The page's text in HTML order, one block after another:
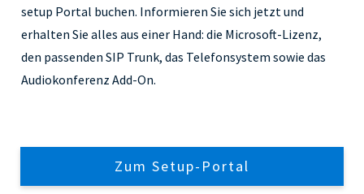
setup Portal buchen. Informieren Sie sich jetzt und
erhalten Sie alles aus einer Hand: die Microsoft-Lizenz,
den passenden SIP Trunk, das Telefonsystem sowie das
Audiokonferenz Add-On.
Zum Setup-Portal